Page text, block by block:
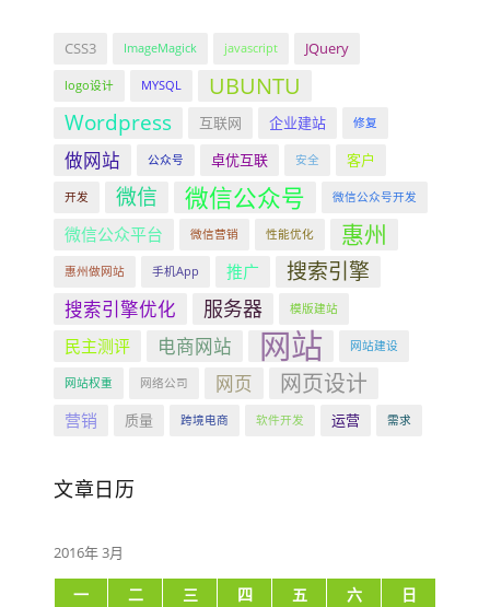
CSS3 ImageMagick javascript JQuery
logo设计 MYSQL UBUNTU
Wordpress 互联网 企业建站 修复
做网站 公众号 卓优互联 安全 客户
开发 微信 微信公众号 微信公众号开发
微信公众平台 微信营销 性能优化 惠州
惠州做网站 手机App 推广 搜索引擎
搜索引擎优化 服务器 模版建站
民主测评 电商网站 网站 网站建设
网站权重 网络公司 网页 网页设计
营销 质量 跨境电商 软件开发 运营 需求
文章日历
2016年 3月
一 二 三 四 五 六
日